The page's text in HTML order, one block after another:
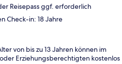
Reisepass ggf. erforderlich
Check-in: 18 Jahre
von bis zu 13 Jahren können im
Erziehungsberechtigten kostenlos